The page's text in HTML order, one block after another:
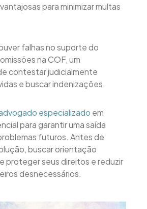
para minimizar multas
falhas no suporte do
na COF, um
contestar judicialmente
e buscar indenizações.
especializado em
para garantir uma saída
futuros. Antes de
buscar orientação
proteger seus direitos e reduzir
desnecessários.